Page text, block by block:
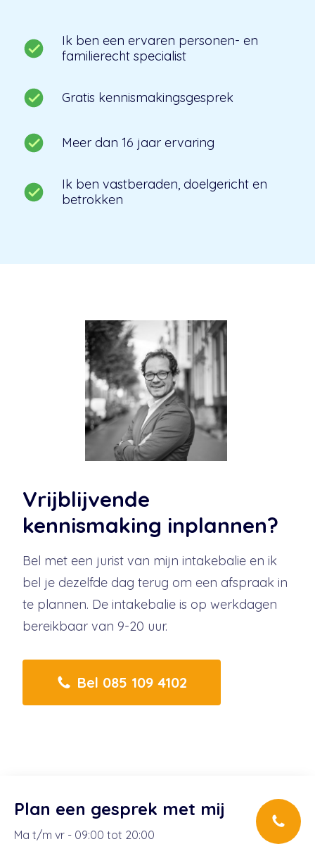
Plan een gesprek met mij
Ma t/m vr - 09:00 tot 20:00
Ik ben een ervaren personen- en
familierecht specialist
Gratis kennismakingsgesprek
Meer dan 16 jaar ervaring
Ik ben vastberaden, doelgericht en
betrokken
Vrijblijvende
kennismaking inplannen?
Bel met een jurist van mijn intakebalie en ik
bel je dezelfde dag terug om een afspraak in
te plannen. De intakebalie is op werkdagen
bereikbaar van 9-20 uur.
Bel 085 109 4102